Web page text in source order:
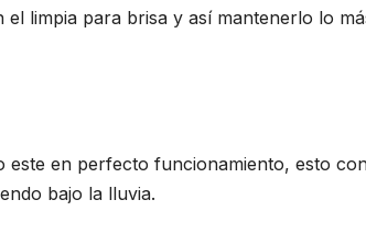
limpia para brisa y así mantenerlo lo
este en perfecto funcionamiento, esto
bajo la lluvia.